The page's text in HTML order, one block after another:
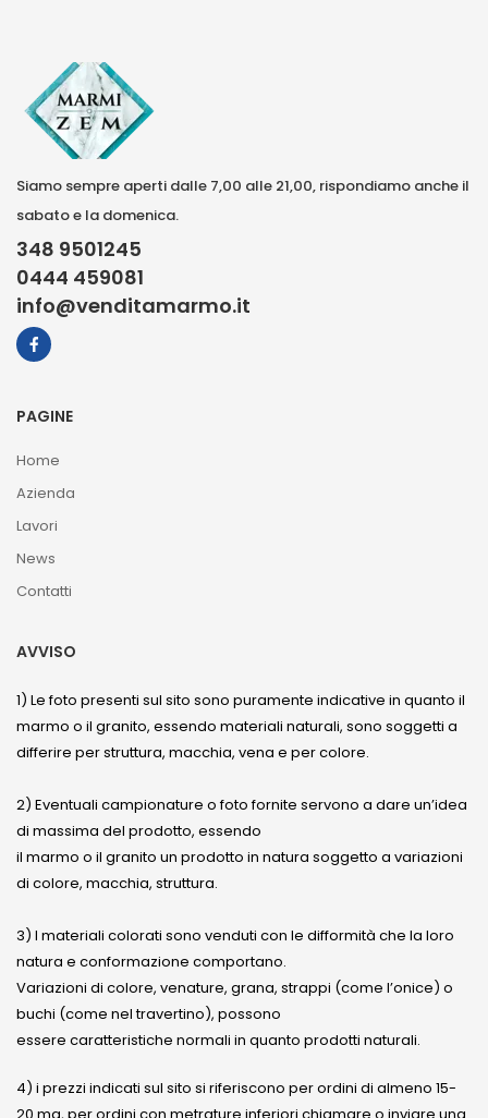
Siamo sempre aperti dalle 7,00 alle 21,00, rispondiamo anche il
sabato e la domenica.
348 9501245
0444 459081
info@venditamarmo.it
PAGINE
Home
Azienda
Lavori
News
Contatti
AVVISO
1) Le foto presenti sul sito sono puramente indicative in quanto il
marmo o il granito, essendo materiali naturali, sono soggetti a
differire per struttura, macchia, vena e per colore.
2) Eventuali campionature o foto fornite servono a dare un’idea
di massima del prodotto, essendo
il marmo o il granito un prodotto in natura soggetto a variazioni
di colore, macchia, struttura.
3) I materiali colorati sono venduti con le difformità che la loro
natura e conformazione comportano.
Variazioni di colore, venature, grana, strappi (come l’onice) o
buchi (come nel travertino), possono
essere caratteristiche normali in quanto prodotti naturali.
4) i prezzi indicati sul sito si riferiscono per ordini di almeno 15-